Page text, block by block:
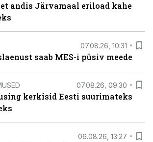
andis Järvamaal eriload kahe
07.08.26, 10:31
saab MES-i püsiv meede
07.08.26, 09:30
kerkisid Eesti suurimateks
06.08.26, 13:27